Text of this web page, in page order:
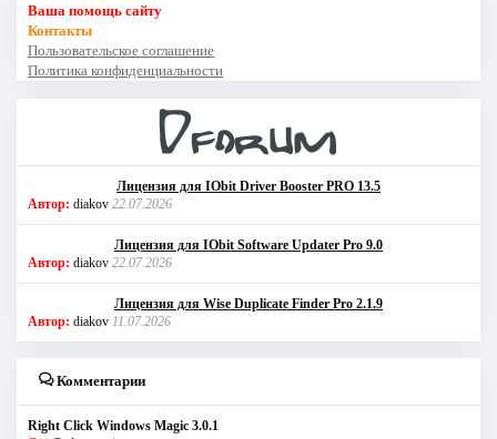
Ваша помощь сайту
Контакты
Пользовательское соглашение
Политика конфиденциальности
Лицензия для IObit Driver Booster PRO 13.5
Автор: diakov 22.07.2026
Лицензия для IObit Software Updater Pro 9.0
Автор: diakov 22.07.2026
Лицензия для Wise Duplicate Finder Pro 2.1.9
Автор: diakov 11.07.2026
Комментарии
Right Click Windows Magic 3.0.1